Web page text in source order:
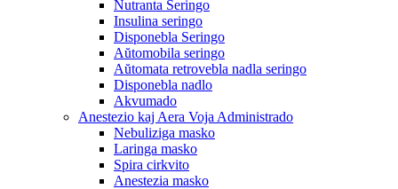
Nutranta Seringo
Insulina seringo
Disponebla Seringo
Aŭtomobila seringo
Aŭtomata retrovebla nadla seringo
Disponebla nadlo
Akvumado
Anestezio kaj Aera Voja Administrado
Nebuliziga masko
Laringa masko
Spira cirkvito
Anestezia masko